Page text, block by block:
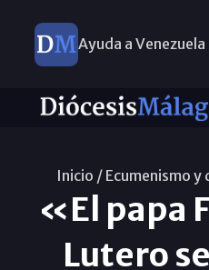
Ayuda a Venezuela
Inicio / Ecumenismo
«El papa
Lutero